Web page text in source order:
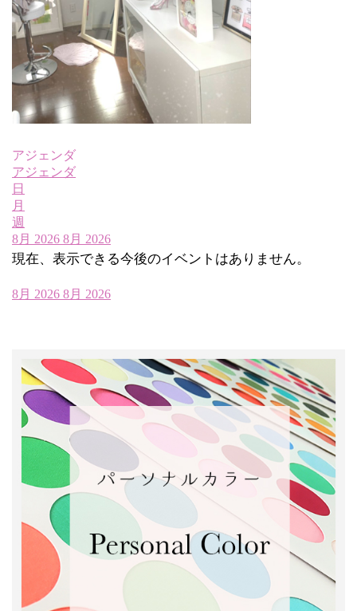
アジェンダ
アジェンダ
日
月
週
8月 2026 8月 2026
現在、表示できる今後のイベントはありません。
8月 2026 8月 2026